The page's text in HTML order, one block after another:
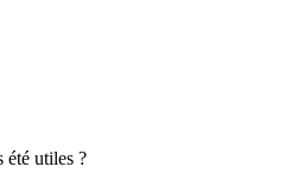
été utiles ?